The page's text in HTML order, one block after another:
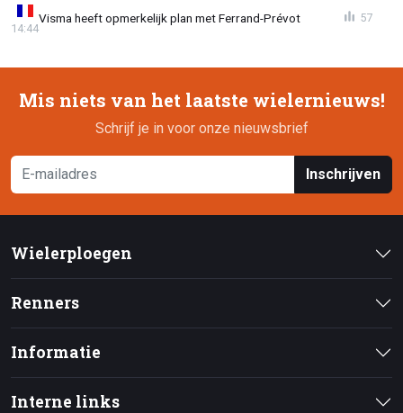
Visma heeft opmerkelijk plan met Ferrand-Prévot
14:44
57
Mis niets van het laatste wielernieuws!
Schrijf je in voor onze nieuwsbrief
Inschrijven
Wielerploegen
Renners
Informatie
Interne links